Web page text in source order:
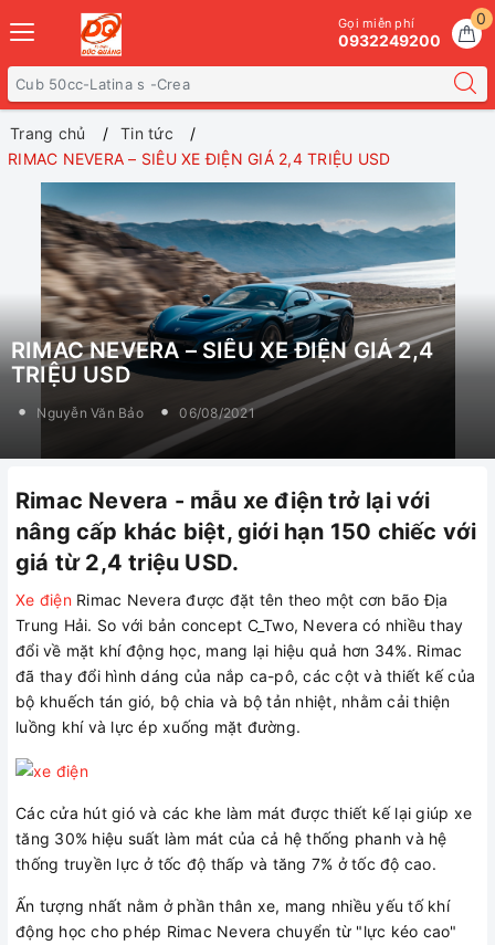
0
Gọi miễn phí
0932249200
Trang chủ
Tin tức
RIMAC NEVERA – SIÊU XE ĐIỆN GIÁ 2,4 TRIỆU USD
RIMAC NEVERA – SIÊU XE ĐIỆN GIÁ 2,4
TRIỆU USD
Nguyễn Văn Bảo 06/08/2021
Rimac Nevera - mẫu xe điện trở lại với
nâng cấp khác biệt, giới hạn 150 chiếc với
giá từ 2,4 triệu USD.
Xe điệnRimac Nevera được đặt tên theo một cơn bão Địa
Trung Hải. So với bản concept C_Two, Nevera có nhiều thay
đổi về mặt khí động học, mang lại hiệu quả hơn 34%. Rimac
đã thay đổi hình dáng của nắp ca-pô, các cột và thiết kế của
bộ khuếch tán gió, bộ chia và bộ tản nhiệt, nhằm cải thiện
luồng khí và lực ép xuống mặt đường.
Các cửa hút gió và các khe làm mát được thiết kế lại giúp xe
tăng 30% hiệu suất làm mát của cả hệ thống phanh và hệ
thống truyền lực ở tốc độ thấp và tăng 7% ở tốc độ cao.
Ấn tượng nhất nằm ở phần thân xe, mang nhiều yếu tố khí
động học cho phép Rimac Nevera chuyển từ "lực kéo cao"